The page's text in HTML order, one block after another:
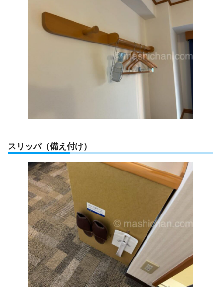
スリッパ（備え付け）